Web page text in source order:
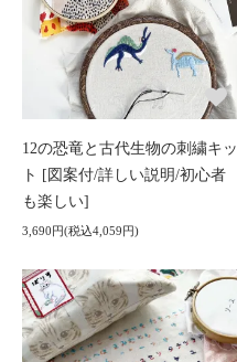
12の恐竜と古代生物の刺繍キッ
ト [図案付/詳しい説明/初心者
も楽しい]
3,690円(税込4,059円)